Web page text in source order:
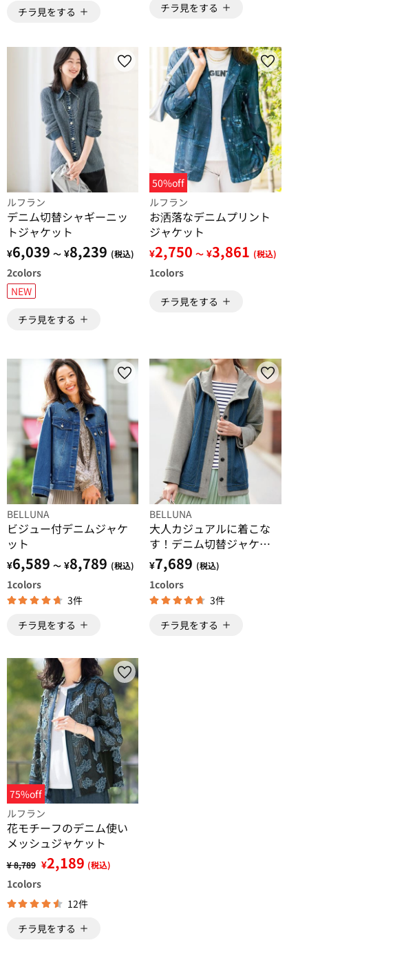
チラ見をする
チラ見をする
ルフラン
デニム切替シャギーニッ
トジャケット
¥6,039 ～ ¥8,239 (税込)
2colors
NEW
チラ見をする
50%off
ルフラン
お洒落なデニムプリント
ジャケット
¥2,750 ～ ¥3,861 (税込)
1colors
チラ見をする
BELLUNA
ビジュー付デニムジャケ
ット
¥6,589 ～ ¥8,789 (税込)
1colors
3件
チラ見をする
BELLUNA
大人カジュアルに着こな
す！デニム切替ジャケッ
ト
¥7,689 (税込)
1colors
3件
チラ見をする
75%off
ルフラン
花モチーフのデニム使い
メッシュジャケット
¥ 8,789 ¥2,189 (税込)
1colors
12件
チラ見をする